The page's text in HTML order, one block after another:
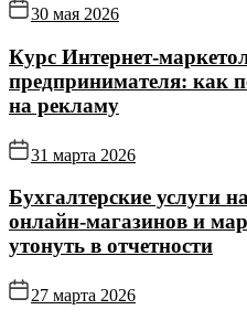
30 мая 2026
Курс
предпринимателя: как
на рекламу
31 марта 2026
Бухгалтерские услуги
онлайн‑магазинов и
утонуть в отчетности
27 марта 2026